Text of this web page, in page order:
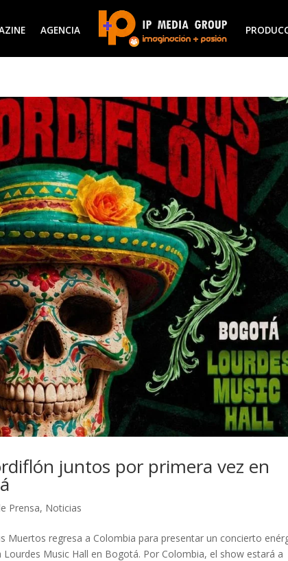
AGENCIA
juntos por primera vez en
Prensa, Noticias
Muertos regresa a Colombia para presentar un concierto
Music Hall en Bogotá. Por Colombia, el show estará a